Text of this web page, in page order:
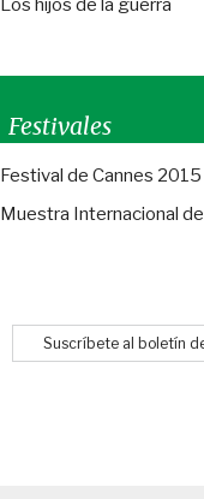
Los hijos de la guerra
Festivales
Festival de Cannes 2015
Muestra Internacional
Suscríbete al boletín de